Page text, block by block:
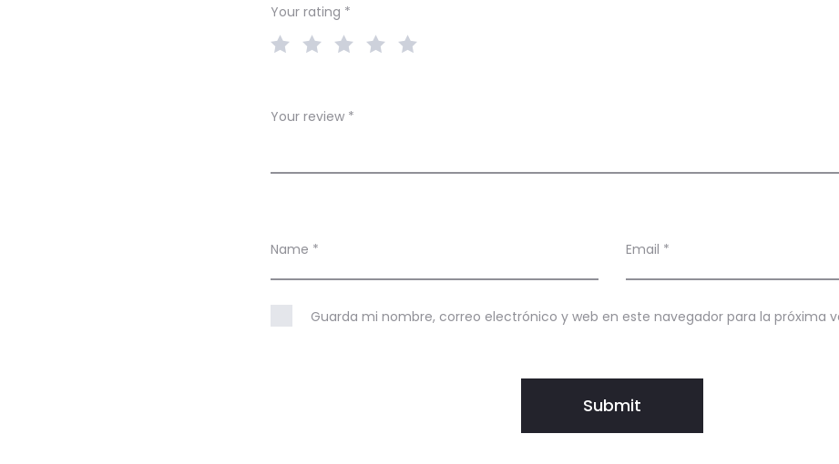
e
w
Your rating *
Your review *
Name * Email *
Guarda mi nombre, correo electrónico y web en este navegador para la próxima